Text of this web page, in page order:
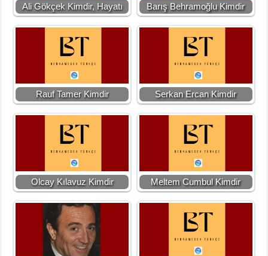
Ali Gökçek Kimdir, Hayatı Barış Behramoğlu Kimdir
Rauf Tamer Kimdir Serkan Ercan Kimdir
Olcay Kılavuz Kimdir Meltem Cumbul Kimdir